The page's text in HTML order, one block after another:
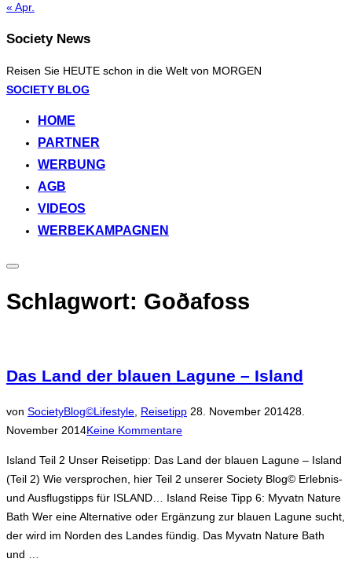
« Apr.
Society News
Reisen Sie HEUTE schon in die Welt von MORGEN
Zum
springen
SOCIETY BLOG
HOME
PARTNER
WERBUNG
AGB
VIDEOS
WERBEKAMPAGNEN
Seitenleiste
Navigation
umschalten
Schlagwort: Goðafoss
Das Land der blauen Lagune – Island
von SocietyBlog©Lifestyle ReisetippVeröffentlicht
28. November 201428.
November 2014Keine Kommentare
Island Teil 2 Unser Reisetipp: Das Land der blauen Lagune – Island
(Teil 2) Wie versprochen, hier Teil 2 unserer Society Blog© Erlebnis-
und Ausflugstipps für ISLAND… Island Reise Tipp 6: Myvatn Nature
Bath Wer eine Alternative oder Ergänzung zur blauen Lagune sucht,
der wird im Norden des Landes fündig. Das Myvatn Nature Bath
und …